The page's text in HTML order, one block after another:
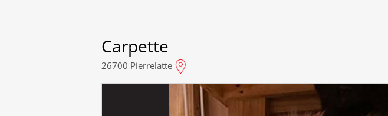
Carpette
26700 Pierrelatte